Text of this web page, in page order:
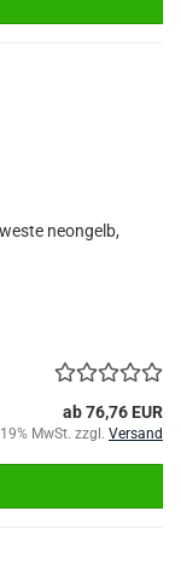
neongelb,
ab 76,76 EUR
MwSt. zzgl. Versand